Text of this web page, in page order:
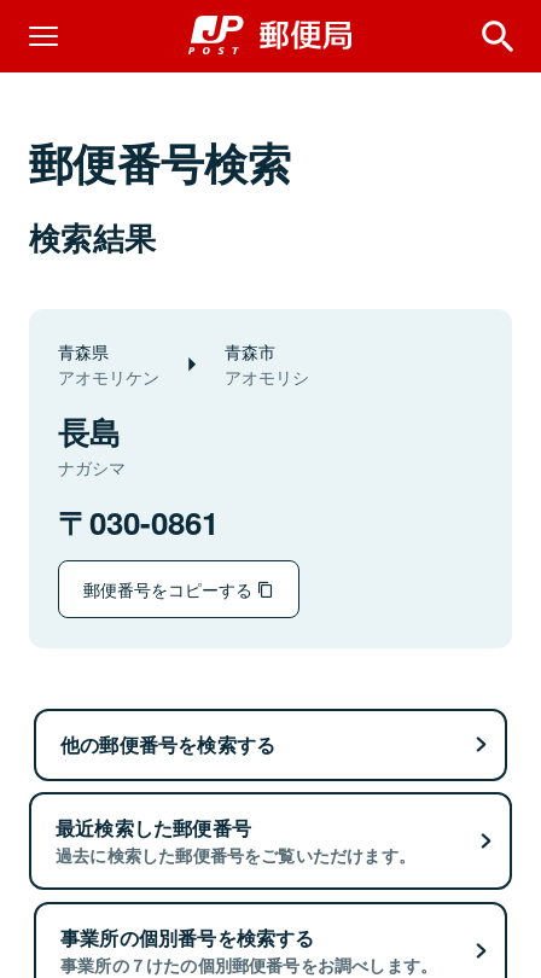
郵便番号検索
検索結果
青森県
アオモリケン
青森市
アオモリシ
長島
ナガシマ
030-0861
郵便番号をコピーする
他の郵便番号を検索する
最近検索した郵便番号
過去に検索した郵便番号をご覧いただけます。
事業所の個別番号を検索する
事業所の７けたの個別郵便番号をお調べします。